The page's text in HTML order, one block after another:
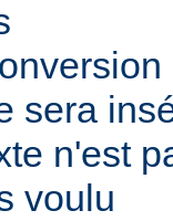
sera
n'est
voulu